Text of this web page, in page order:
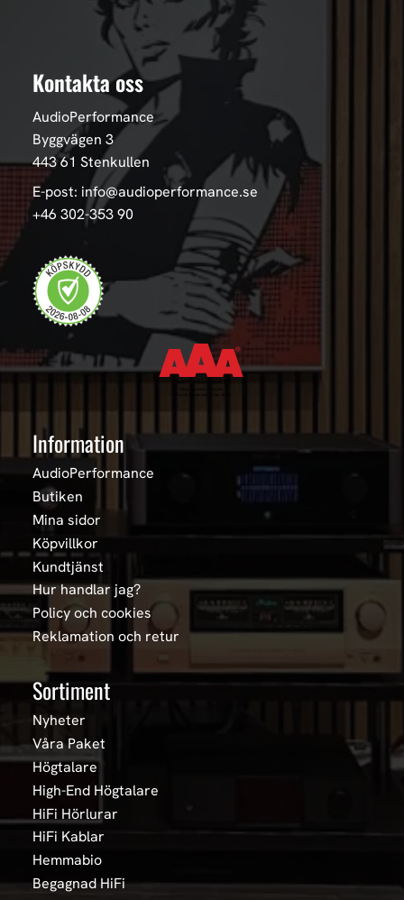
Kontakta oss
AudioPerformance
Byggvägen 3
443 61 Stenkullen
E-post: info@audioperformance.se
+46 302-353 90
Information
AudioPerformance
Butiken
Mina sidor
Köpvillkor
Kundtjänst
Hur handlar jag?
Policy och cookies
Reklamation och retur
Sortiment
Nyheter
Våra Paket
Högtalare
High-End Högtalare
HiFi Hörlurar
HiFi Kablar
Hemmabio
Begagnad HiFi